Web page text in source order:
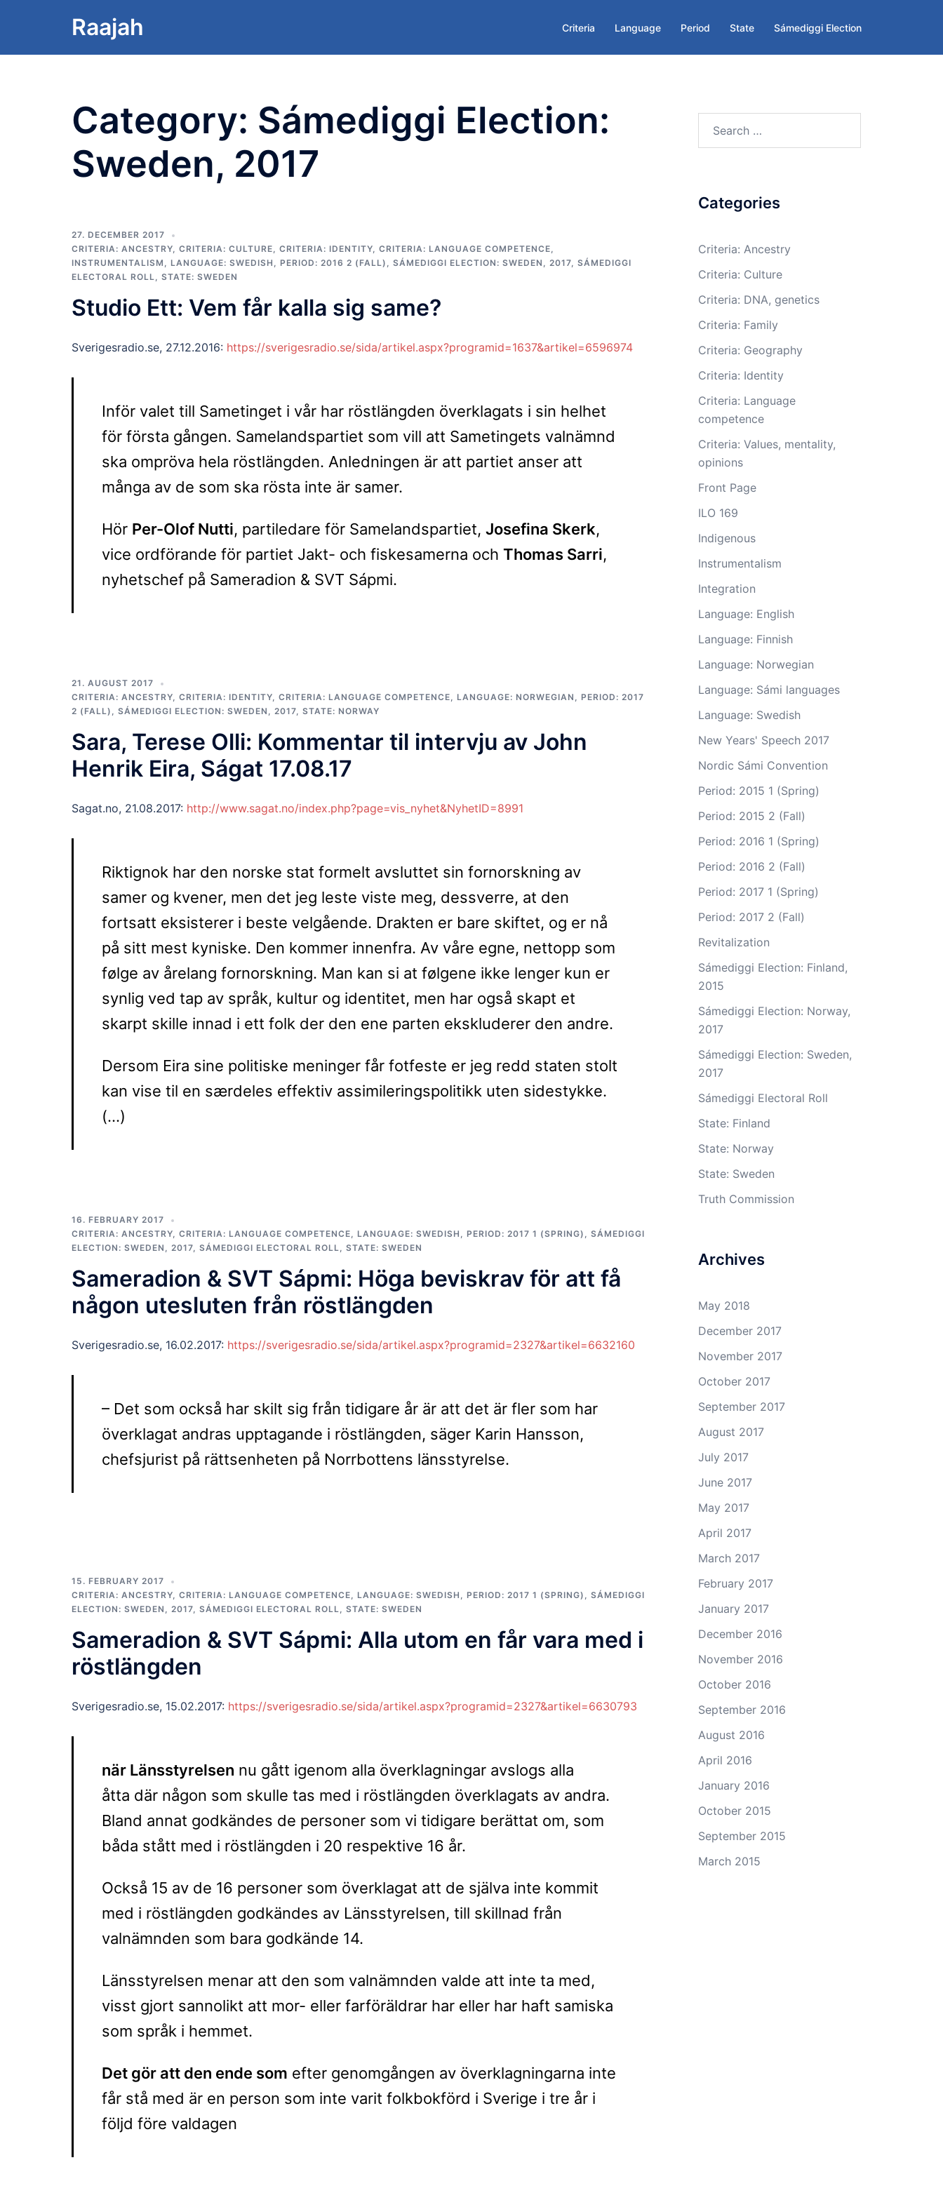
Raajah Criteria Language Period State Sámediggi Election
Category: Sámediggi Election:
Sweden, 2017
27. DECEMBER 2017
CRITERIA: ANCESTRY, CRITERIA: CULTURE, CRITERIA: IDENTITY, CRITERIA: LANGUAGE COMPETENCE,
INSTRUMENTALISM , LANGUAGE: SWEDISH , PERIOD: 2016 2 (FALL) , SÁMEDIGGI ELECTION: SWEDEN, 2017, SÁMEDIGGI
ELECTORAL ROLL, STATE: SWEDEN
Studio Ett: Vem får kalla sig same?
Sverigesradio.se, 27.12.2016: https://sverigesradio.se/sida/artikel.aspx?programid=1637&artikel=6596974
Inför valet till Sametinget i vår har röstlängden överklagats i sin helhet
för första gången. Samelandspartiet som vill att Sametingets valnämnd
ska ompröva hela röstlängden. Anledningen är att partiet anser att
många av de som ska rösta inte är samer.
Hör Per-Olof Nutti, partiledare för Samelandspartiet, Josefina Skerk,
vice ordförande för partiet Jakt- och fiskesamerna och Thomas Sarri,
nyhetschef på Sameradion & SVT Sápmi.
21. AUGUST 2017
CRITERIA: ANCESTRY, CRITERIA: IDENTITY, CRITERIA: LANGUAGE COMPETENCE, LANGUAGE: NORWEGIAN , PERIOD: 2017
2 (FALL) , SÁMEDIGGI ELECTION: SWEDEN, 2017, STATE: NORWAY
Sara, Terese Olli: Kommentar til intervju av John
Henrik Eira, Ságat 17.08.17
Sagat.no, 21.08.2017: http://www.sagat.no/index.php?page=vis_nyhet&NyhetID=8991
Riktignok har den norske stat formelt avsluttet sin fornorskning av
samer og kvener, men det jeg leste viste meg, dessverre, at den
fortsatt eksisterer i beste velgående. Drakten er bare skiftet, og er nå
på sitt mest kyniske. Den kommer innenfra. Av våre egne, nettopp som
følge av årelang fornorskning. Man kan si at følgene ikke lenger kun er
synlig ved tap av språk, kultur og identitet, men har også skapt et
skarpt skille innad i ett folk der den ene parten ekskluderer den andre.
Dersom Eira sine politiske meninger får fotfeste er jeg redd staten stolt
kan vise til en særdeles effektiv assimileringspolitikk uten sidestykke.
(…)
16. FEBRUARY 2017
CRITERIA: ANCESTRY, CRITERIA: LANGUAGE COMPETENCE, LANGUAGE: SWEDISH , PERIOD: 2017 1 (SPRING) , SÁMEDIGGI
ELECTION: SWEDEN, 2017, SÁMEDIGGI ELECTORAL ROLL, STATE: SWEDEN
Sameradion & SVT Sápmi: Höga beviskrav för att få
någon utesluten från röstlängden
Sverigesradio.se, 16.02.2017: https://sverigesradio.se/sida/artikel.aspx?programid=2327&artikel=6632160
– Det som också har skilt sig från tidigare år är att det är fler som har
överklagat andras upptagande i röstlängden, säger Karin Hansson,
chefsjurist på rättsenheten på Norrbottens länsstyrelse.
15. FEBRUARY 2017
CRITERIA: ANCESTRY, CRITERIA: LANGUAGE COMPETENCE, LANGUAGE: SWEDISH , PERIOD: 2017 1 (SPRING) , SÁMEDIGGI
ELECTION: SWEDEN, 2017, SÁMEDIGGI ELECTORAL ROLL, STATE: SWEDEN
Sameradion & SVT Sápmi: Alla utom en får vara med i
röstlängden
Sverigesradio.se, 15.02.2017: https://sverigesradio.se/sida/artikel.aspx?programid=2327&artikel=6630793
när Länsstyrelsen nu gått igenom alla överklagningar avslogs alla
åtta där någon som skulle tas med i röstlängden överklagats av andra.
Bland annat godkändes de personer som vi tidigare berättat om, som
båda stått med i röstlängden i 20 respektive 16 år.
Också 15 av de 16 personer som överklagat att de själva inte kommit
med i röstlängden godkändes av Länsstyrelsen, till skillnad från
valnämnden som bara godkände 14.
Länsstyrelsen menar att den som valnämnden valde att inte ta med,
visst gjort sannolikt att mor- eller farföräldrar har eller har haft samiska
som språk i hemmet.
Det gör att den ende som efter genomgången av överklagningarna inte
får stå med är en person som inte varit folkbokförd i Sverige i tre år i
följd före valdagen
Categories
Criteria: Ancestry
Criteria: Culture
Criteria: DNA, genetics
Criteria: Family
Criteria: Geography
Criteria: Identity
Criteria: Language
competence
Criteria: Values, mentality,
opinions
Front Page
ILO 169
Indigenous
Instrumentalism
Integration
Language: English
Language: Finnish
Language: Norwegian
Language: Sámi languages
Language: Swedish
New Years' Speech 2017
Nordic Sámi Convention
Period: 2015 1 (Spring)
Period: 2015 2 (Fall)
Period: 2016 1 (Spring)
Period: 2016 2 (Fall)
Period: 2017 1 (Spring)
Period: 2017 2 (Fall)
Revitalization
Sámediggi Election: Finland,
2015
Sámediggi Election: Norway,
2017
Sámediggi Election: Sweden,
2017
Sámediggi Electoral Roll
State: Finland
State: Norway
State: Sweden
Truth Commission
Archives
May 2018
December 2017
November 2017
October 2017
September 2017
August 2017
July 2017
June 2017
May 2017
April 2017
March 2017
February 2017
January 2017
December 2016
November 2016
October 2016
September 2016
August 2016
April 2016
January 2016
October 2015
September 2015
March 2015